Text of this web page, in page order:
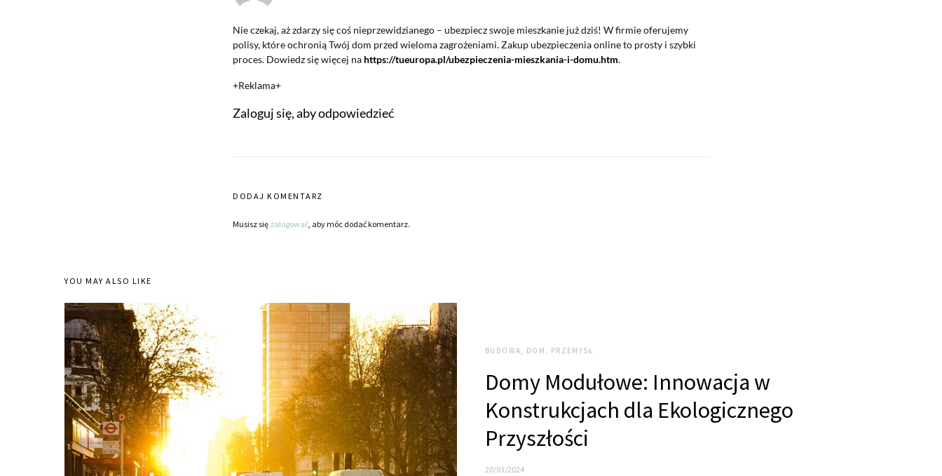
Nie czekaj, aż zdarzy się coś nieprzewidzianego – ubezpiecz swoje mieszkanie już dziś! W firmie oferujemy
polisy, które ochronią Twój dom przed wieloma zagrożeniami. Zakup ubezpieczenia online to prosty i szybki
proces. Dowiedz się więcej na https://tueuropa.pl/ubezpieczenia-mieszkania-i-domu.htm.
+Reklama+
Zaloguj się, aby odpowiedzieć
DODAJ KOMENTARZ
Musisz się zalogować, aby móc dodać komentarz.
YOU MAY ALSO LIKE
BUDOWA, DOM, PRZEMYSŁ
Domy Modułowe: Innowacja w
Konstrukcjach dla Ekologicznego
Przyszłości
20/03/2024